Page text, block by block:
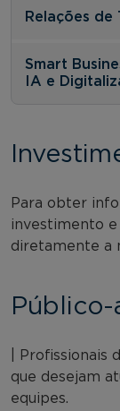
Relações de
Smart
IA e
Para obter
investimento
diretamente a
Público-
| Profissionais
que desejam
equipes.